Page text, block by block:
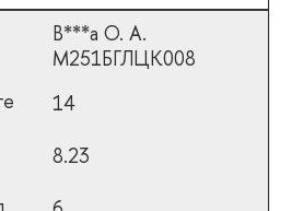
В***а О. А.
М251БГЛЦК008
14
8.23